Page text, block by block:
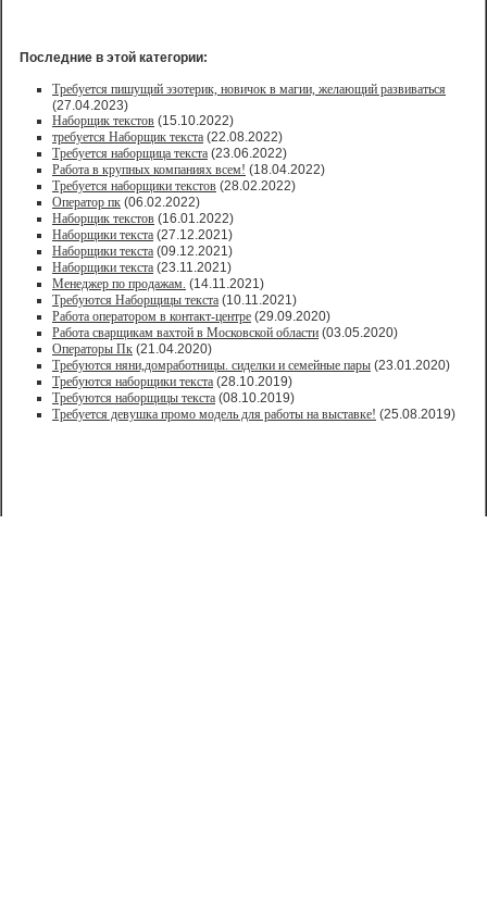
Последние в этой категории:
Требуется пишущий эзотерик, новичок в магии, желающий развиваться
(27.04.2023)
Наборщик текстов (15.10.2022)
требуется Наборщик текста (22.08.2022)
Требуется наборщица текста (23.06.2022)
Работа в крупных компаниях всем! (18.04.2022)
Требуется наборщики текстов (28.02.2022)
Оператор пк (06.02.2022)
Наборщик текстов (16.01.2022)
Наборщики текста (27.12.2021)
Наборщики текста (09.12.2021)
Наборщики текста (23.11.2021)
Менеджер по продажам. (14.11.2021)
Требуются Наборщицы текста (10.11.2021)
Работа оператором в контакт-центре (29.09.2020)
Работа сварщикам вахтой в Московской области (03.05.2020)
Операторы Пк (21.04.2020)
Требуются няни,домработницы. сиделки и семейные пары (23.01.2020)
Требуются наборщики текста (28.10.2019)
Требуются наборщицы текста (08.10.2019)
Требуется девушка промо модель для работы на выставке! (25.08.2019)